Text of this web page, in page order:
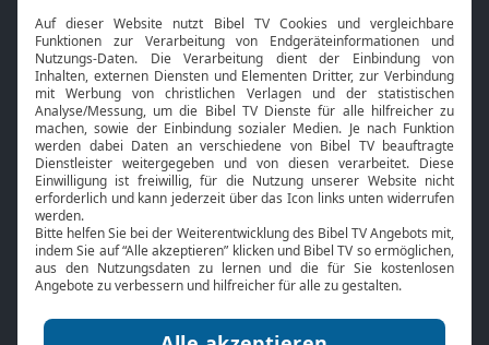
Neuigkeiten
Smart TV
HbbTV
Bibelthek Online-Bibel
Nächster Gottesdienst
Bibel TV
Über uns
Jobs
Mediadaten
Service
Kontakt
TV-Empfang